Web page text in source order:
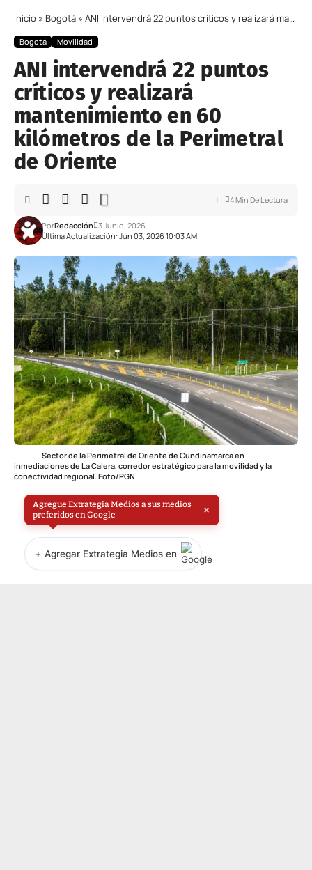
Inicio » Bogotá » ANI intervendrá 22 puntos críticos y realizará mantenimiento en 60 kilómetros de la Perimetral de Oriente
Bogotá Movilidad
ANI intervendrá 22 puntos
críticos y realizará
mantenimiento en 60
kilómetros de la Perimetral
de Oriente
Última Actualización: Jun 03, 2026 10:03 AM
PorRedacción 3 Junio, 2026
4 Min De Lectura
Sector de la Perimetral de Oriente de Cundinamarca en
inmediaciones de La Calera, corredor estratégico para la movilidad y la
conectividad regional. Foto/PGN.
Agregue Extrategia Medios a sus medios
preferidos en Google
×
+ Agregar Extrategia Medios en